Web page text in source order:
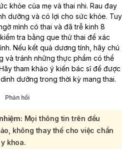
khỏe của mẹ và thai nhi. Rau đay
dưỡng và có lợi cho sức khỏe. Tuy
mình có thai và đã trễ kinh 8
tra bằng que thử thai để xác
Nếu kết quả dương tính, hãy chú
và tránh những thực phẩm có thể
tham khảo ý kiến bác sĩ để được
dưỡng trong thời kỳ mang thai.
Phản hồi
Mọi thông tin trên đều
không thay thế cho việc chẩn
khoa.